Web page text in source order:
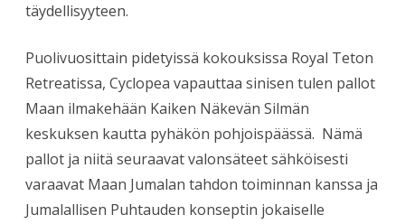
täydellisyyteen.
Puolivuosittain pidetyissä kokouksissa Royal Teton
Retreatissa, Cyclopea vapauttaa sinisen tulen pallot
Maan ilmakehään Kaiken Näkevän Silmän
keskuksen kautta pyhäkön pohjoispäässä. Nämä
pallot ja niitä seuraavat valonsäteet sähköisesti
varaavat Maan Jumalan tahdon toiminnan kanssa ja
Jumalallisen Puhtauden konseptin jokaiselle